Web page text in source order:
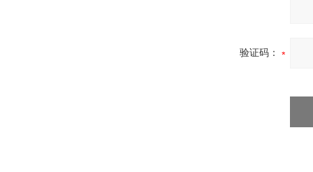
验证码：